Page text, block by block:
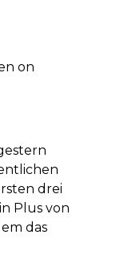
on
drei
Plus von
das